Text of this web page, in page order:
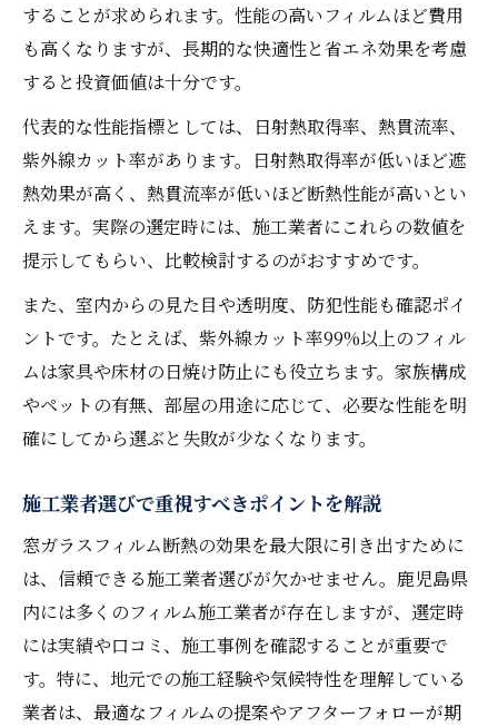
することが求められます。性能の高いフィルムほど費用
も高くなりますが、長期的な快適性と省エネ効果を考慮
すると投資価値は十分です。
代表的な性能指標としては、日射熱取得率、熱貫流率、
紫外線カット率があります。日射熱取得率が低いほど遮
熱効果が高く、熱貫流率が低いほど断熱性能が高いとい
えます。実際の選定時には、施工業者にこれらの数値を
提示してもらい、比較検討するのがおすすめです。
また、室内からの見た目や透明度、防犯性能も確認ポイ
ントです。たとえば、紫外線カット率99%以上のフィル
ムは家具や床材の日焼け防止にも役立ちます。家族構成
やペットの有無、部屋の用途に応じて、必要な性能を明
確にしてから選ぶと失敗が少なくなります。
施工業者選びで重視すべきポイントを解説
窓ガラスフィルム断熱の効果を最大限に引き出すために
は、信頼できる施工業者選びが欠かせません。鹿児島県
内には多くのフィルム施工業者が存在しますが、選定時
には実績や口コミ、施工事例を確認することが重要で
す。特に、地元での施工経験や気候特性を理解している
業者は、最適なフィルムの提案やアフターフォローが期